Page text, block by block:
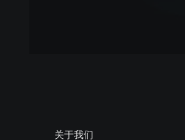
关于我们